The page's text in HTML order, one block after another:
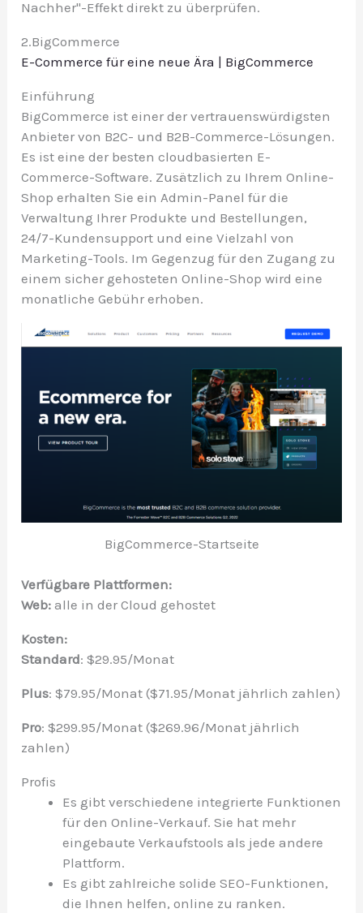
Nachher"-Effekt direkt zu überprüfen.
2.BigCommerce
E-Commerce für eine neue Ära | BigCommerce
Einführung
BigCommerce ist einer der vertrauenswürdigsten
Anbieter von B2C- und B2B-Commerce-Lösungen.
Es ist eine der besten cloudbasierten E-
Commerce-Software. Zusätzlich zu Ihrem Online-
Shop erhalten Sie ein Admin-Panel für die
Verwaltung Ihrer Produkte und Bestellungen,
24/7-Kundensupport und eine Vielzahl von
Marketing-Tools. Im Gegenzug für den Zugang zu
einem sicher gehosteten Online-Shop wird eine
monatliche Gebühr erhoben.
BigCommerce-Startseite
Verfügbare Plattformen:
Web: alle in der Cloud gehostet
Kosten:
Standard: $29.95/Monat
Plus: $79.95/Monat ($71.95/Monat jährlich zahlen)
Pro: $299.95/Monat ($269.96/Monat jährlich
zahlen)
Profis
Es gibt verschiedene integrierte Funktionen
für den Online-Verkauf. Sie hat mehr
eingebaute Verkaufstools als jede andere
Plattform.
Es gibt zahlreiche solide SEO-Funktionen,
die Ihnen helfen, online zu ranken.